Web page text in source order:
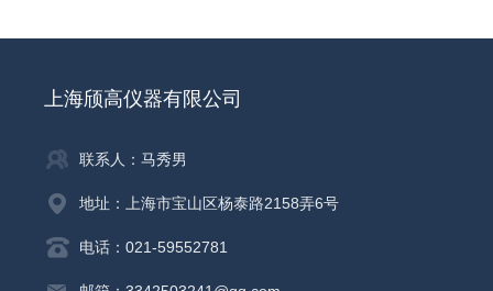
上海颀高仪器有限公司
联系人：马秀男
地址：上海市宝山区杨泰路2158弄6号
电话：021-59552781